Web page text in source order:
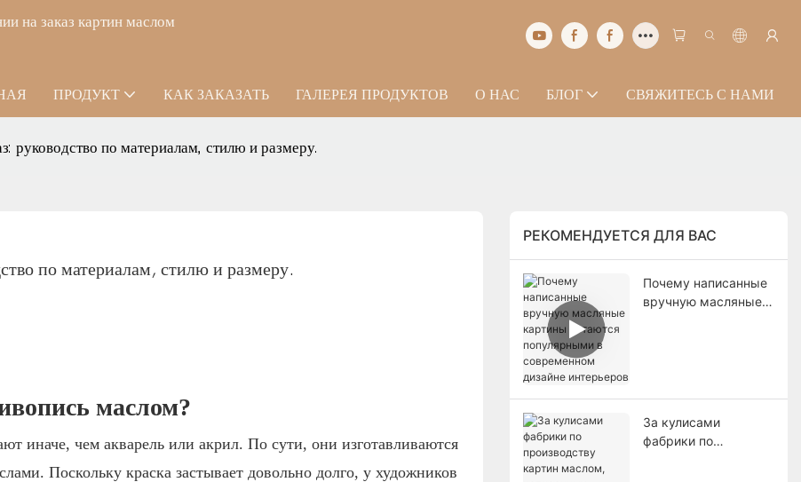
на заказ картин маслом
ПРОДУКТ КАК ЗАКАЗАТЬ ГАЛЕРЕЯ ПРОДУКТОВ О НАС БЛОГ СВЯЖИТЕСЬ С НАМИ
руководство по материалам, стилю и размеру.
по материалам, стилю и размеру.
маслом?
иначе, чем акварель или акрил. По сути, они изготавливаются
Поскольку краска застывает довольно долго, у художников
РЕКОМЕНДУЕТСЯ ДЛЯ ВАС
Почему написанные
вручную масляные
За кулисами
фабрики по